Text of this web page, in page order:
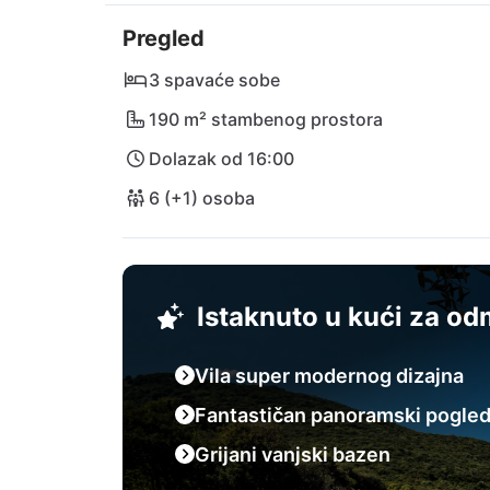
vam mogućnost kupovine. Otkrijte
Dominče i Vela Luka otisnite na
Lastovsko otočje. Zračna luka Dubrovnik
Pregled
3 spavaće sobe
190 m² stambenog prostora
Dolazak od 16:00
6 (+1) osoba
Istaknuto u kući za
Vila super modernog dizajna
Fantastičan panoramski pogled
Grijani vanjski bazen